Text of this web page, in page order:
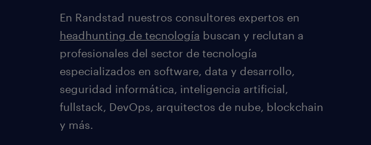
En Randstad nuestros consultores expertos en
headhunting de tecnología buscan y reclutan a
profesionales del sector de tecnología
especializados en software, data y desarrollo,
seguridad informática, inteligencia artificial,
fullstack, DevOps, arquitectos de nube, blockchain
y más.